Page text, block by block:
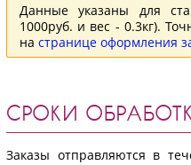
Данные указаны для
1000руб. и вес - 0.3кг).
на странице оформления
СРОКИ
Заказы отправляются в